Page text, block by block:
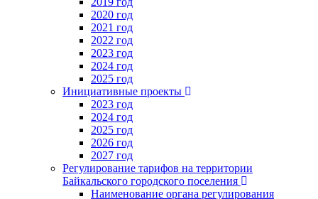
2020 год
2021 год
2022 год
2023 год
2024 год
2025 год
Инициативные проекты
2023 год
2024 год
2025 год
2026 год
2027 год
Регулирование тарифов на территории
Байкальского городского поселения
Наименование органа регулирования